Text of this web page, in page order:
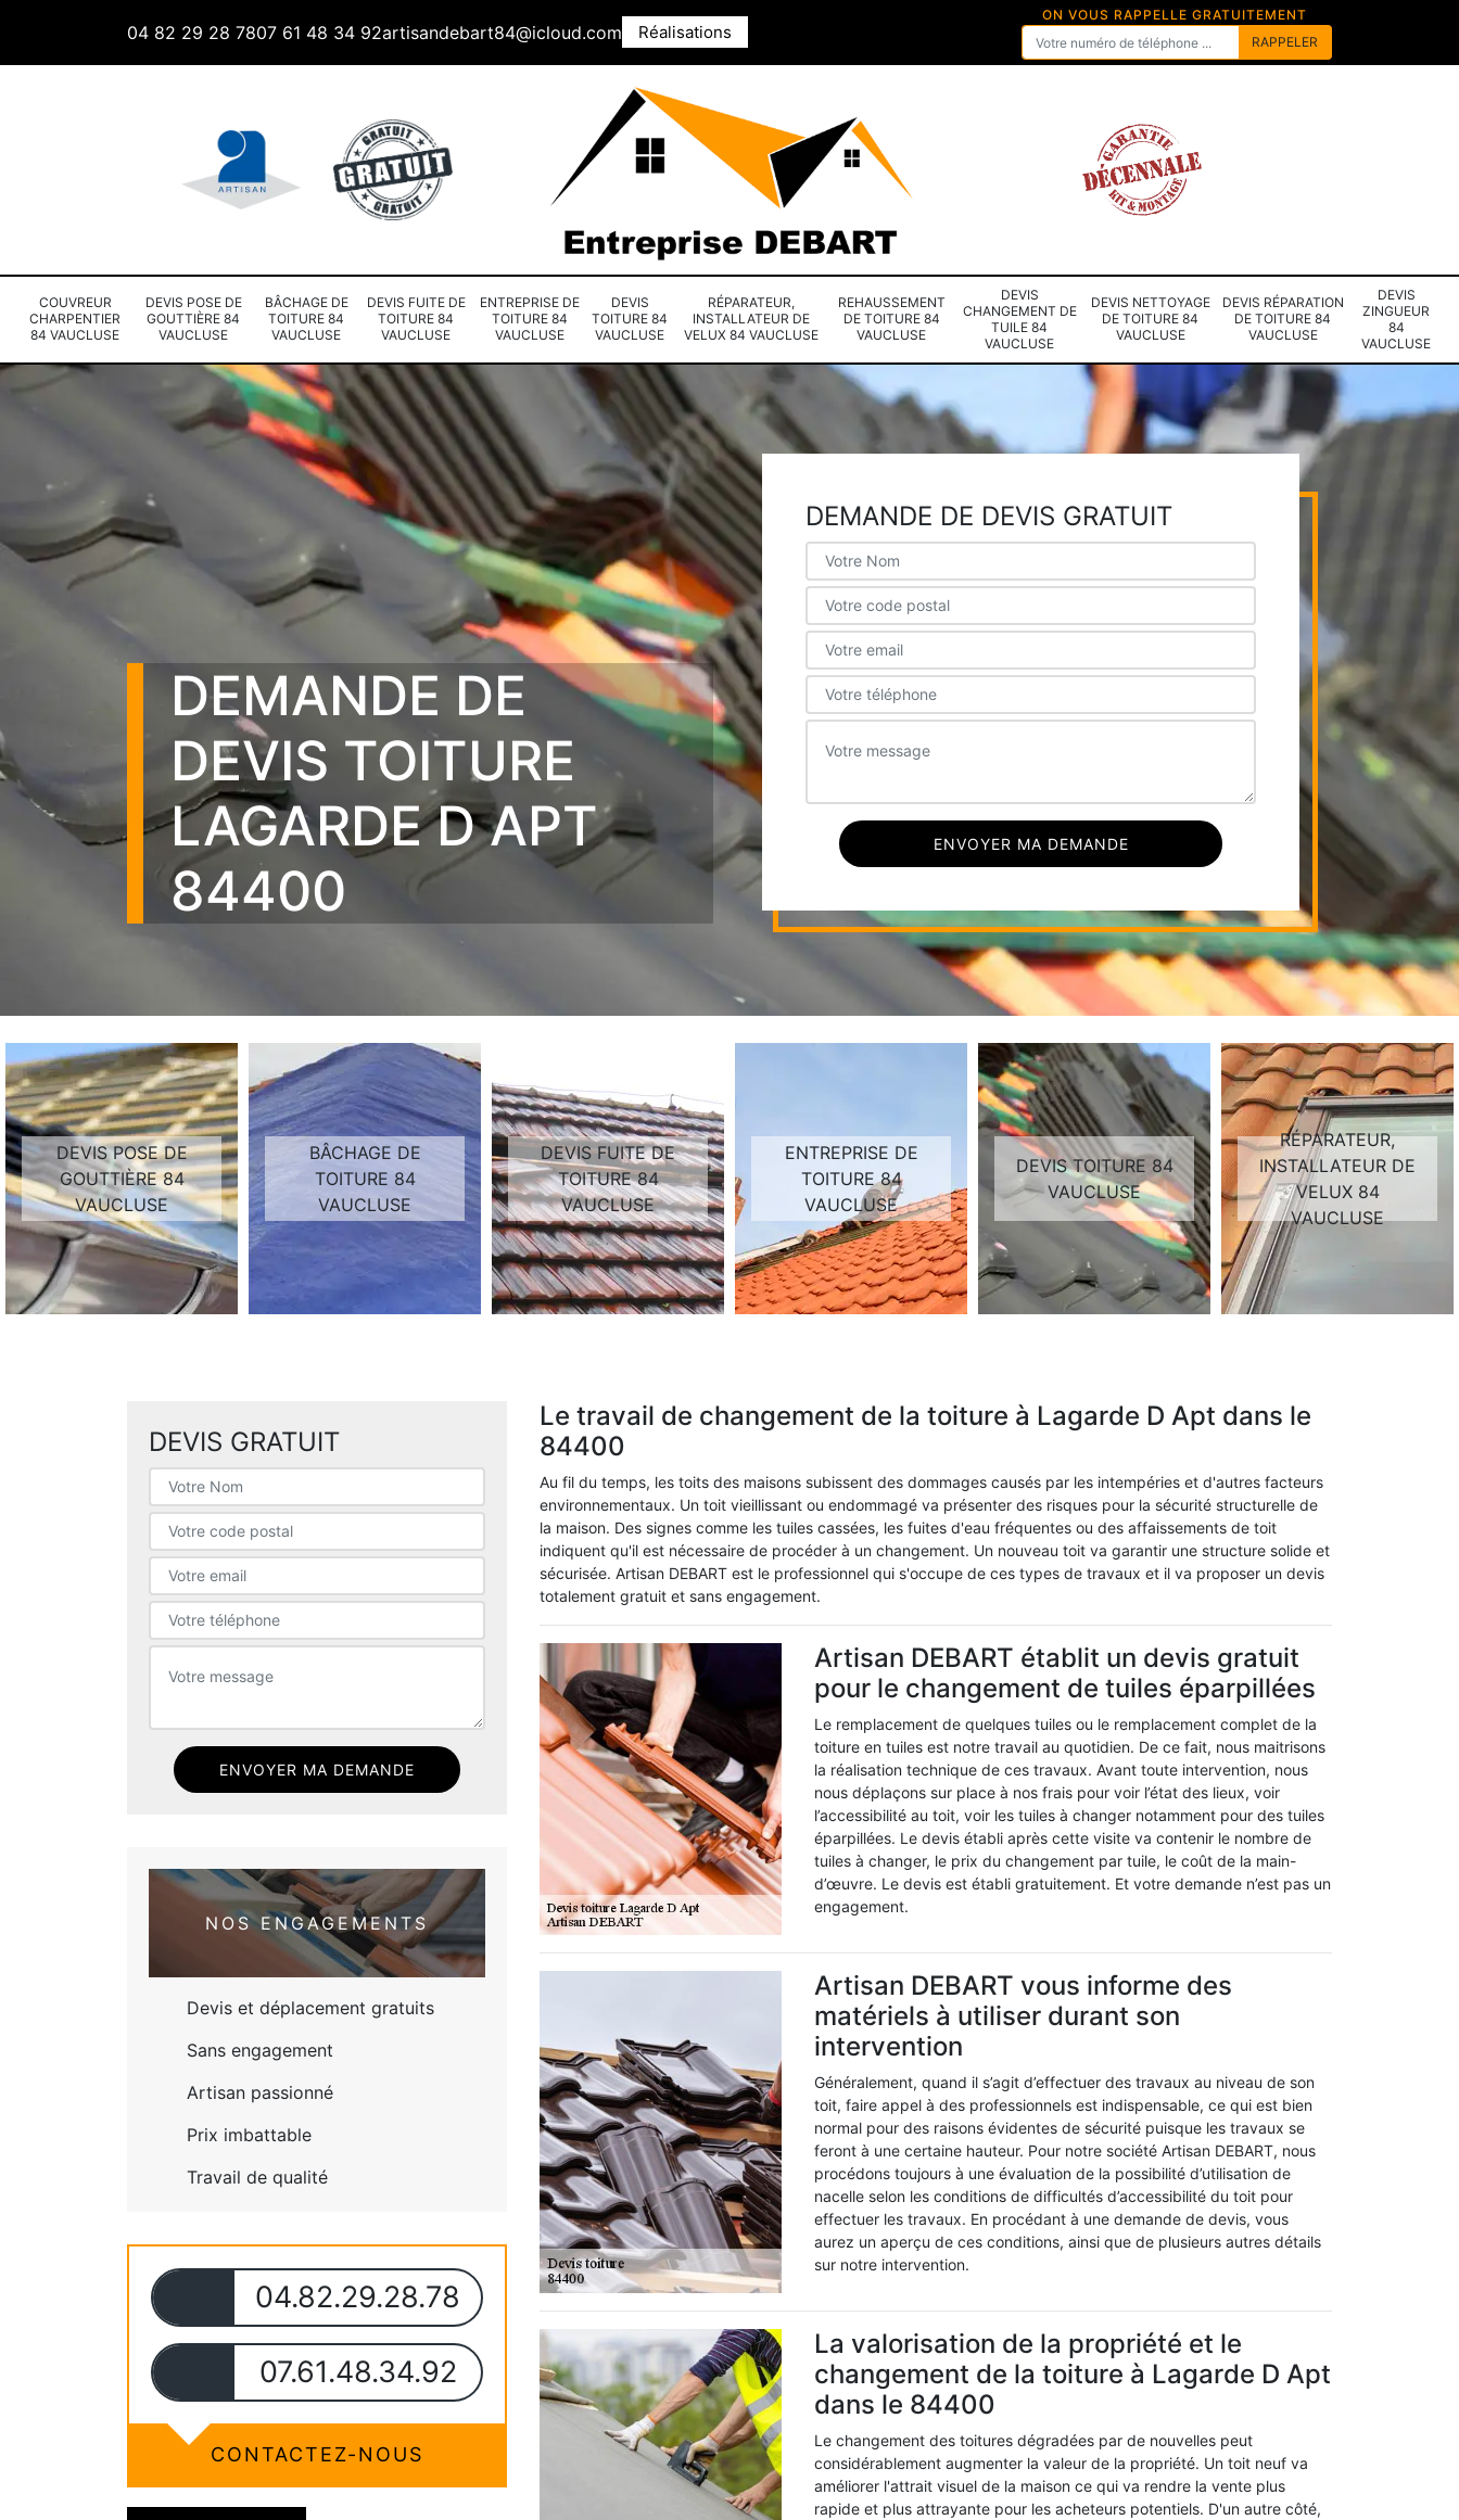
04 82 29 28 7807 61 48 34 92artisandebart84@icloud.com Réalisations
ON VOUS RAPPELLE GRATUITEMENT
COUVREUR
CHARPENTIER
84 VAUCLUSE
DEVIS POSE DE
GOUTTIÈRE 84
VAUCLUSE
BÂCHAGE DE
TOITURE 84
VAUCLUSE
DEVIS FUITE DE
TOITURE 84
VAUCLUSE
ENTREPRISE DE
TOITURE 84
VAUCLUSE
DEVIS
TOITURE 84
VAUCLUSE
RÉPARATEUR,
INSTALLATEUR DE
VELUX 84 VAUCLUSE
REHAUSSEMENT
DE TOITURE 84
VAUCLUSE
DEVIS
CHANGEMENT DE
TUILE 84
VAUCLUSE
DEVIS NETTOYAGE
DE TOITURE 84
VAUCLUSE
DEVIS RÉPARATION
DE TOITURE 84
VAUCLUSE
DEVIS
ZINGUEUR
84
VAUCLUSE
DEMANDE DE
DEVIS TOITURE
LAGARDE D APT
84400
DEMANDE DE DEVIS GRATUIT
DEVIS POSE DE
GOUTTIÈRE 84
VAUCLUSE
BÂCHAGE DE
TOITURE 84
VAUCLUSE
DEVIS FUITE DE
TOITURE 84
VAUCLUSE
ENTREPRISE DE
TOITURE 84
VAUCLUSE
DEVIS TOITURE 84
VAUCLUSE
RÉPARATEUR,
INSTALLATEUR DE
VELUX 84
VAUCLUSE
DEVIS GRATUIT
NOS ENGAGEMENTS
Devis et déplacement gratuits
Sans engagement
Artisan passionné
Prix imbattable
Travail de qualité
04.82.29.28.78
07.61.48.34.92
CONTACTEZ-NOUS
Le travail de changement de la toiture à Lagarde D Apt dans le
84400
Au fil du temps, les toits des maisons subissent des dommages causés par les intempéries et d'autres facteurs
environnementaux. Un toit vieillissant ou endommagé va présenter des risques pour la sécurité structurelle de
la maison. Des signes comme les tuiles cassées, les fuites d'eau fréquentes ou des affaissements de toit
indiquent qu'il est nécessaire de procéder à un changement. Un nouveau toit va garantir une structure solide et
sécurisée. Artisan DEBART est le professionnel qui s'occupe de ces types de travaux et il va proposer un devis
totalement gratuit et sans engagement.
Artisan DEBART établit un devis gratuit
pour le changement de tuiles éparpillées
Le remplacement de quelques tuiles ou le remplacement complet de la
toiture en tuiles est notre travail au quotidien. De ce fait, nous maitrisons
la réalisation technique de ces travaux. Avant toute intervention, nous
nous déplaçons sur place à nos frais pour voir l’état des lieux, voir
l’accessibilité au toit, voir les tuiles à changer notamment pour des tuiles
éparpillées. Le devis établi après cette visite va contenir le nombre de
tuiles à changer, le prix du changement par tuile, le coût de la main-
d’œuvre. Le devis est établi gratuitement. Et votre demande n’est pas un
engagement.
Artisan DEBART vous informe des
matériels à utiliser durant son
intervention
Généralement, quand il s’agit d’effectuer des travaux au niveau de son
toit, faire appel à des professionnels est indispensable, ce qui est bien
normal pour des raisons évidentes de sécurité puisque les travaux se
feront à une certaine hauteur. Pour notre société Artisan DEBART, nous
procédons toujours à une évaluation de la possibilité d’utilisation de
nacelle selon les conditions de difficultés d’accessibilité du toit pour
effectuer les travaux. En procédant à une demande de devis, vous
aurez un aperçu de ces conditions, ainsi que de plusieurs autres détails
sur notre intervention.
La valorisation de la propriété et le
changement de la toiture à Lagarde D Apt
dans le 84400
Le changement des toitures dégradées par de nouvelles peut
considérablement augmenter la valeur de la propriété. Un toit neuf va
améliorer l'attrait visuel de la maison ce qui va rendre la vente plus
rapide et plus attrayante pour les acheteurs potentiels. D'un autre côté,